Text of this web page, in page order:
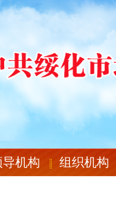
导机构 组织机构